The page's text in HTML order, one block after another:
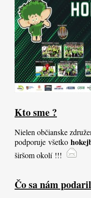
Kto sme ?
Nielen občianske
podporuje všetko
širšom okolí !!!
Čo sa nám